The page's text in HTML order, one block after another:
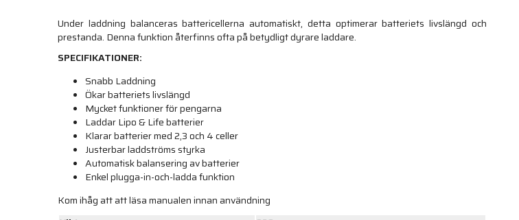
Under laddning balanceras battericellerna automatiskt, detta optimerar batteriets livslängd och
prestanda. Denna funktion återfinns ofta på betydligt dyrare laddare.
SPECIFIKATIONER:
Snabb Laddning
Ökar batteriets livslängd
Mycket funktioner för pengarna
Laddar Lipo & Life batterier
Klarar batterier med 2,3 och 4 celler
Justerbar laddströms styrka
Automatisk balansering av batterier
Enkel plugga-in-och-ladda funktion
Kom ihåg att att läsa manualen innan användning